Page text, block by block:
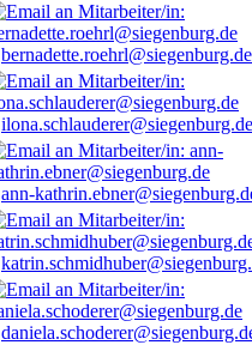
bernadette.roehrl@siegenburg.de
ilona.schlauderer@siegenburg.de
ann-